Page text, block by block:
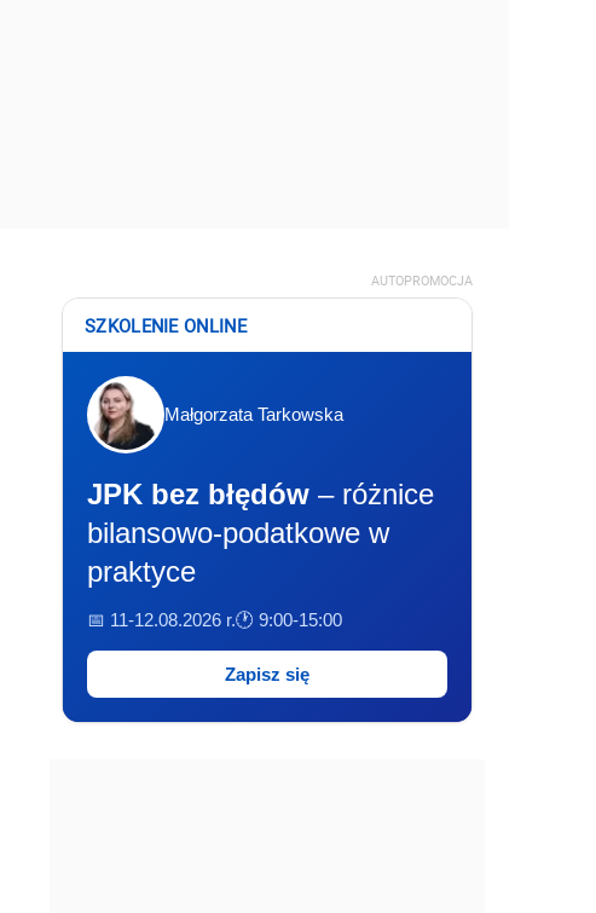
AUTOPROMOCJA
SZKOLENIE ONLINE
Małgorzata Tarkowska
JPK bez błędów – różnice
bilansowo-podatkowe w
praktyce
📅 11-12.08.2026 r.🕐 9:00-15:00
Zapisz się